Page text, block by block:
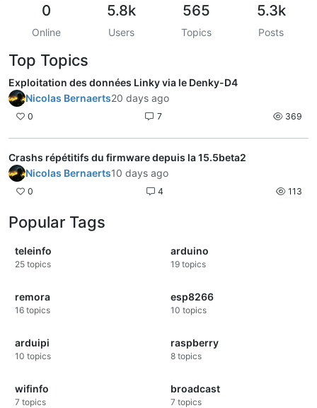
0
Online
5.8k
Users
565
Topics
5.3k
Posts
Top Topics
Exploitation des données Linky via le Denky-D4
Nicolas Bernaerts20 days ago
0 7 369
Crashs répétitifs du firmware depuis la 15.5beta2
Nicolas Bernaerts10 days ago
0 4 113
Popular Tags
teleinfo
25 topics
arduino
19 topics
remora
16 topics
esp8266
10 topics
arduipi
10 topics
raspberry
8 topics
wifinfo
7 topics
broadcast
7 topics